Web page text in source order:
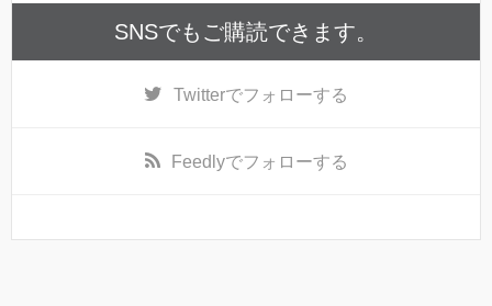
SNSでもご購読できます。
Twitterでフォローする
Feedlyでフォローする